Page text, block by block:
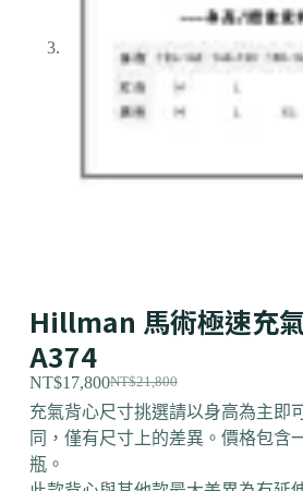
Hillman 馬術極速充
A374
NT$21,800
NT$17,800
充氣背心尺寸挑選請以身高為主即
同，僅有尺寸上的差異。價格包含
瓶。